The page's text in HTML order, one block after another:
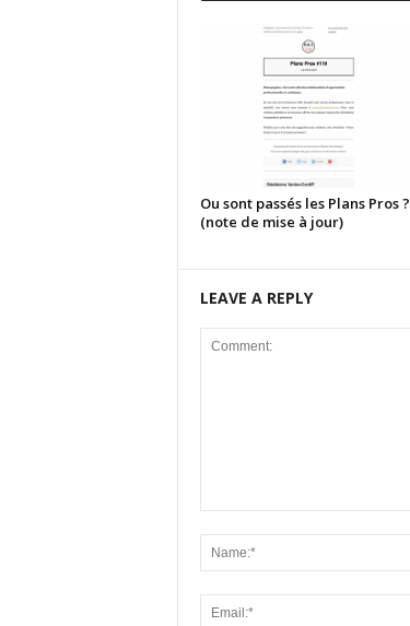
Ou sont passés les Plans Pros ?
(note de mise à jour)
LEAVE A REPLY